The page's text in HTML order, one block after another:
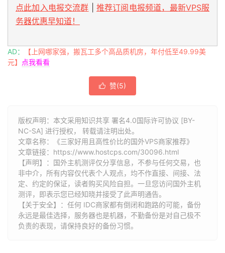
点此加入电报交流群
推荐订阅电报频道，最新VPS服
务器优惠早知道！
AD：
【上网哪家强，搬瓦工多个高品质机房，年付低至49.99美
元】
点我看看
 赞(5)
版权声明：本文采用知识共享 署名4.0国际许可协议 [BY-
NC-SA] 进行授权， 转载请注明出处。
文章名称：《三家好用且高性价比的国外VPS商家推荐》
文章链接： https://www.hostcps.com/30096.html
【声明】：国外主机测评仅分享信息，不参与任何交易，也
非中介，所有内容仅代表个人观点，均不作直接、间接、法
定、约定的保证，读者购买风险自担。一旦您访问国外主机
测评，即表示您已经知晓并接受了此声明通告。
【关于安全】：任何 IDC商家都有倒闭和跑路的可能，备份
永远是最佳选择，服务器也是机器，不勤备份是对自己极不
负责的表现，请保持良好的备份习惯。